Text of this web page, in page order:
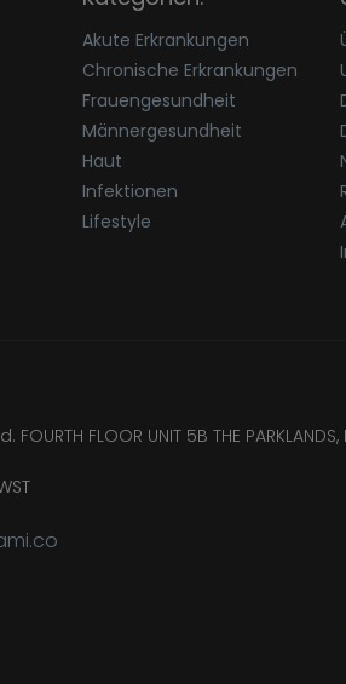
Akute Erkrankungen
Chronische Erkrankungen
Frauengesundheit
Männergesundheit
Haut
Infektionen
Lifestyle
FLOOR UNIT 5B THE PARKLANDS,